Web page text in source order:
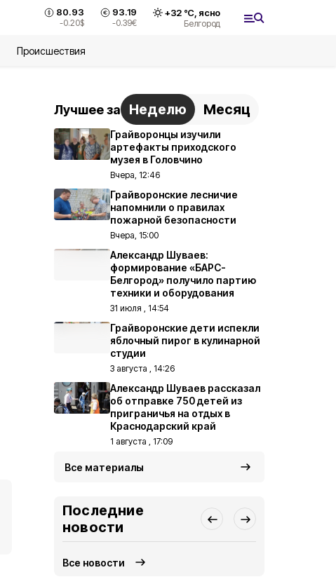
80.93
-0.20$
93.19
-0.39€
+32°С, ясно
Белгород
Происшествия
Лучшее за Неделю Месяц
Грайворонцы изучили
артефакты приходского
музея в Головчино
Вчера, 12:46
Грайворонские лесничие
напомнили о правилах
пожарной безопасности
Вчера, 15:00
Александр Шуваев:
формирование «БАРС-
Белгород» получило партию
техники и оборудования
31 июля , 14:54
Грайворонские дети испекли
яблочный пирог в кулинарной
студии
3 августа , 14:26
Александр Шуваев рассказал
об отправке 750 детей из
приграничья на отдых в
Краснодарский край
1 августа , 17:09
Все материалы
Последние
новости
Все новости